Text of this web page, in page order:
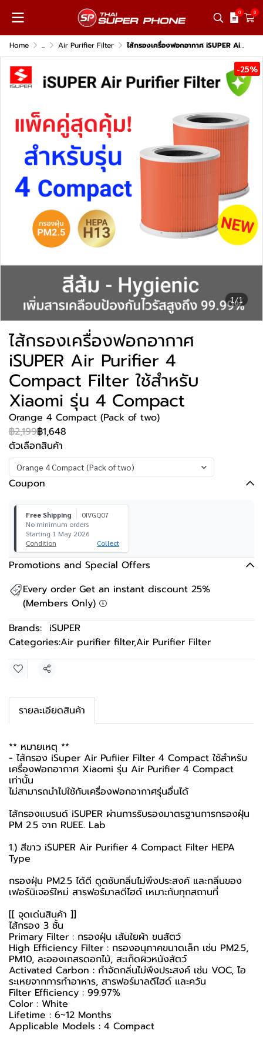
0 0
Home ... Air Purifier Filter ไส้กรองเครื่องฟอกอากาศ iSUPER Air Purifier 4 Compact Filter ใช้สำหรับ Xiaomi รุ่น 4 Compact
1/1
-25%
ไส้กรองเครื่องฟอกอากาศ
iSUPER Air Purifier 4
Compact Filter ใช้สำหรับ
Xiaomi รุ่น 4 Compact
Orange 4 Compact (Pack of two)
฿2,199฿1,648
ตัวเลือกสินค้า
Orange 4 Compact (Pack of two)
Coupon
Free Shipping
0IVGQ07
No minimum orders
Starting 1 May 2026
Condition
Collect
Promotions and Special Offers
Every order Get an instant discount 25%
(Members Only)
Brands: iSUPER
Categories:Air purifier filter,Air Purifier Filter
Share
รายละเอียดสินค้า
** หมายเหตุ **
- ไส้กรอง iSuper Air Pufiier Filter 4 Compact ใช้สำหรับ
เครื่องฟอกอากาศ Xiaomi รุ่น Air Purifier 4 Compact
เท่านั้น
ไม่สามารถนำไปใช้กับเครื่องฟอกอากาศรุ่นอื่นได้
ไส้กรองแบรนด์ iSUPER ผ่านการรับรองมาตรฐานการกรองฝุ่น
PM 2.5 จาก RUEE. Lab
1.) สีขาว iSUPER Air Purifier 4 Compact Filter HEPA
Type
กรองฝุ่น​ PM​2.5​ ได้ดี ดูดซับกลิ่นไม่พึงประสงค์ และกลิ่นของ
เฟอร์นิเจอร์ใหม่ สารฟอร์มาลดีไฮด์ เหมาะกับทุกสถานที่
[[ จุดเด่นสินค้า ]]
ไส้กรอง 3 ชั้น
Primary Filter : กรองฝุ่น เส้นใยผ้า ขนสัตว์
High Efficiency Filter : กรองอนุภาคขนาดเล็ก เช่น PM2.5,
PM10, ละอองเกสรดอกไม้, สะเก็ดผิวหนังสัตว์
Activated Carbon : กำจัดกลิ่นไม่พึงประสงค์ เช่น VOC, ไอ
ระเหยจากการทำอาหาร, สารฟอร์มาลดีไฮด์ และควัน
Filter Efficiency : 99.97%
Color : White
Lifetime : 6~12 Months
Applicable Models : 4 Compact